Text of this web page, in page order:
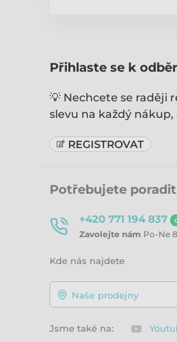
Přihlaste se k
💡 Nechcete se raději
slevu na každý
Potřebujete poradit
+420 771 194 837
Zavolejte nám Po-Ne
Kde nás najdete
Naše prodejny
Jsme také na: